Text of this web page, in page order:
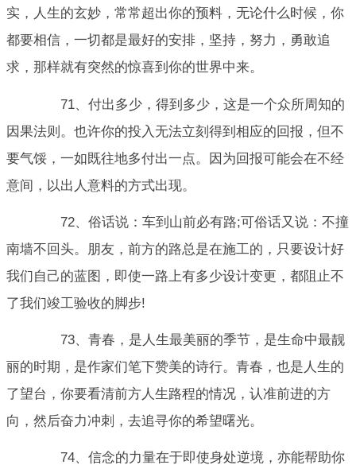
实，人生的玄妙，常常超出你的预料，无论什么时候，你
都要相信，一切都是最好的安排，坚持，努力，勇敢追
求，那样就有突然的惊喜到你的世界中来。
71、付出多少，得到多少，这是一个众所周知的
因果法则。也许你的投入无法立刻得到相应的回报，但不
要气馁，一如既往地多付出一点。因为回报可能会在不经
意间，以出人意料的方式出现。
72、俗话说：车到山前必有路;可俗话又说：不撞
南墙不回头。朋友，前方的路总是在施工的，只要设计好
我们自己的蓝图，即使一路上有多少设计变更，都阻止不
了我们竣工验收的脚步!
73、青春，是人生最美丽的季节，是生命中最靓
丽的时期，是作家们笔下赞美的诗行。青春，也是人生的
了望台，你要看清前方人生路程的情况，认准前进的方
向，然后奋力冲刺，去追寻你的希望曙光。
74、信念的力量在于即使身处逆境，亦能帮助你